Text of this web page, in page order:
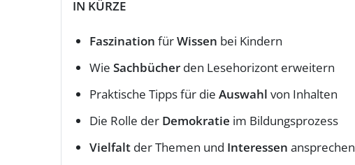
IN KÜRZE
Faszination fürWissen bei Kindern
Wie Sachbücher den Lesehorizont erweitern
Praktische Tipps für die Auswahl von Inhalten
Die Rolle der Demokratie im Bildungsprozess
Vielfalt der Themen und Interessen ansprechen